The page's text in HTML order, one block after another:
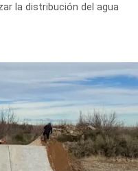
la distribución del agua